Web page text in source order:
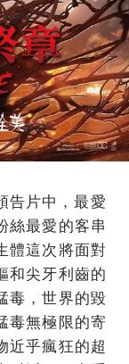
告片中，最愛
絲最愛的客串
體這次將面對
和尖牙利齒的
毒，世界的毀
毒無極限的寄
近乎瘋狂的超